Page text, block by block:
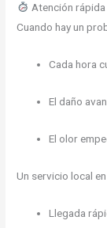
Atención
Cuando hay un
Cada hora
El daño
El olor
Un servicio local en
Llegada